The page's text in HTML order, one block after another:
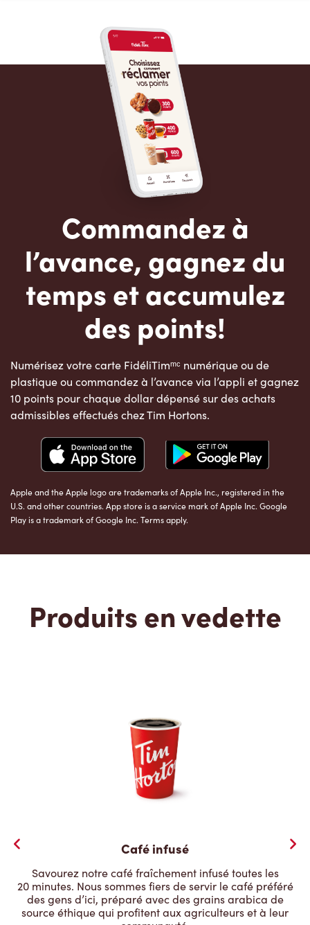
Commandez à
l’avance, gagnez du
temps et accumulez
des points!
Numérisez votre carte FidéliTimᵐᶜ numérique ou de
plastique ou commandez à l’avance via l’appli et gagnez
10 points pour chaque dollar dépensé sur des achats
admissibles effectués chez Tim Hortons.
Apple and the Apple logo are trademarks of Apple Inc., registered in the
U.S. and other countries. App store is a service mark of Apple Inc. Google
Play is a trademark of Google Inc. Terms apply.
Produits en vedette
Café infusé
Savourez notre café fraîchement infusé toutes les
20 minutes. Nous sommes fiers de servir le café préféré
des gens d’ici, préparé avec des grains arabica de
source éthique qui profitent aux agriculteurs et à leur